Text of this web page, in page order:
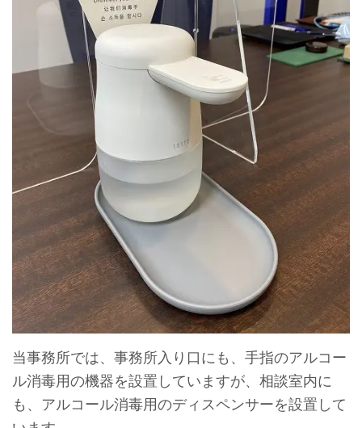
当事務所では、事務所入り口にも、手指のアルコー
ル消毒用の機器を設置していますが、相談室内に
も、アルコール消毒用のディスペンサーを設置して